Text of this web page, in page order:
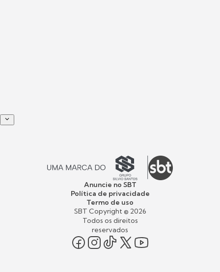
Anuncie no SBT
Política de privacidade
Termo de uso
SBT Copyright © 2026
Todos os direitos
reservados